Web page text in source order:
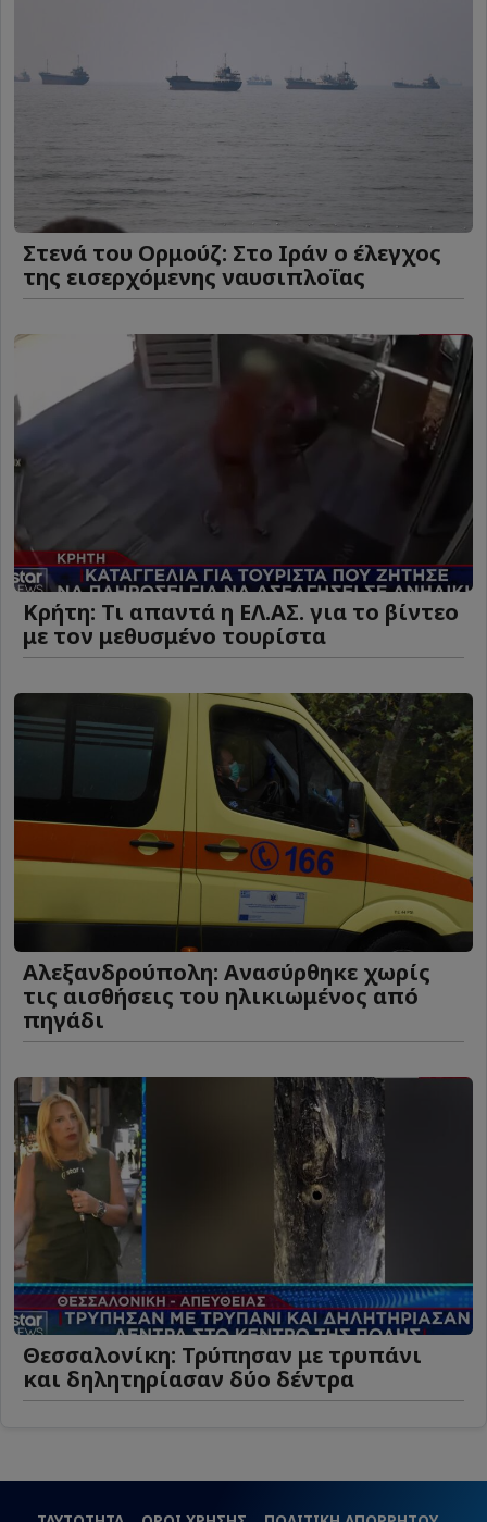
Στενά του Ορμούζ: Στο Ιράν ο έλεγχος
της εισερχόμενης ναυσιπλοΐας
Κρήτη: Τι απαντά η ΕΛ.ΑΣ. για το βίντεο
με τον μεθυσμένο τουρίστα
Αλεξανδρούπολη: Ανασύρθηκε χωρίς
τις αισθήσεις του ηλικιωμένος από
πηγάδι
Θεσσαλονίκη: Τρύπησαν με τρυπάνι
και δηλητηρίασαν δύο δέντρα